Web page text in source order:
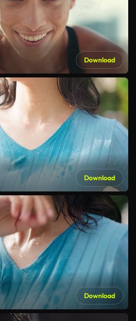
Download
Download
Download